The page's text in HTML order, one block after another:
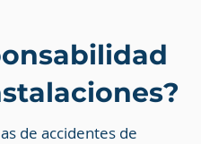
de accidentes de